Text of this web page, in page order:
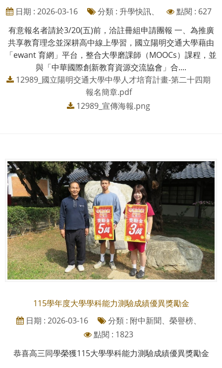
日期 : 2026-03-16
分類 : 升學快訊、
點閱 : 627
有意報名者請於3/20(五)前，洽註冊組申請團報 一、為推廣
共享教育理念並深耕高中線上學習，國立陽明交通大學藉由
「ewant 育網」平台，整合大學磨課師（MOOCs）課程，並
與「中華國際創新教育資源交流協會」合....
12989_國立陽明交通大學中學人才培育計畫-第二十四期
報名簡章.pdf
12989_宣傳海報.png
115學年度大學學科能力測驗成績優異獎勵金
日期 : 2026-03-16
分類 : 附中新聞、榮譽榜、
點閱 : 1823
恭喜高三同學榮獲115大學學科能力測驗成績優異獎勵金